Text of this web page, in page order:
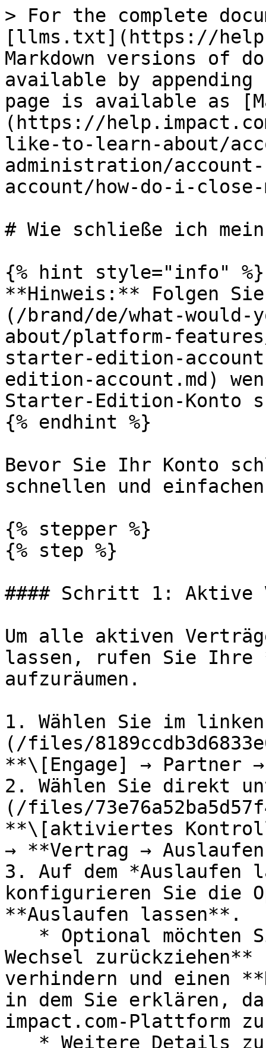
> For the complete
[llms.txt](https://
Markdown versions of
available by
page is available as
(https://
like-to-learn-about/
administration/
account/how-do-i-
# Wie schließe ich mein
{% hint style="info" %}
**Hinweis:** Folgen
(/brand/de/what-
about/platform-
starter-edition-
edition-account.md)
Starter-Edition-Konto
{% endhint %}
Bevor Sie Ihr Konto
schnellen und
{% stepper %}
{% step %}
#### Schritt 1: Aktive
Um alle aktiven
lassen, rufen Sie Ihre
aufzuräumen.
1. Wählen Sie im
(/files/
**\[Engage] → Partner
2. Wählen Sie direkt
(/files/
**\[aktiviertes
→ **Vertrag →
3. Auf dem *Auslaufen
konfigurieren Sie die
**Auslaufen lassen**.
Wechsel zurückziehen**
verhindern und einen
in dem Sie erklären,
impact.com-Plattform